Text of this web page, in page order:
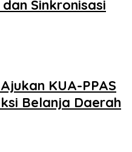
Sinkronisasi
KUA-PPAS
Belanja Daerah